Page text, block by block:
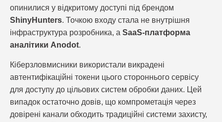
опинилися у відкритому доступі під брендом
ShinyHunters. Точкою входу стала не внутрішня
інфраструктура розробника, а SaaS-платформа
аналітики Anodot.
Кіберзловмисники використали викрадені
автентифікаційні токени цього стороннього сервісу
для доступу до цільових систем обробки даних. Цей
випадок остаточно довів, що компрометація через
довірені канали обходить традиційні системи захисту,